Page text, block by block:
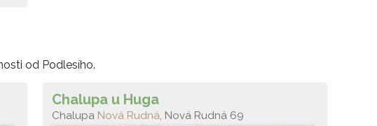
od Podlesího.
Chalupa u Huga
Chalupa Nová Rudná, Nová Rudná 69